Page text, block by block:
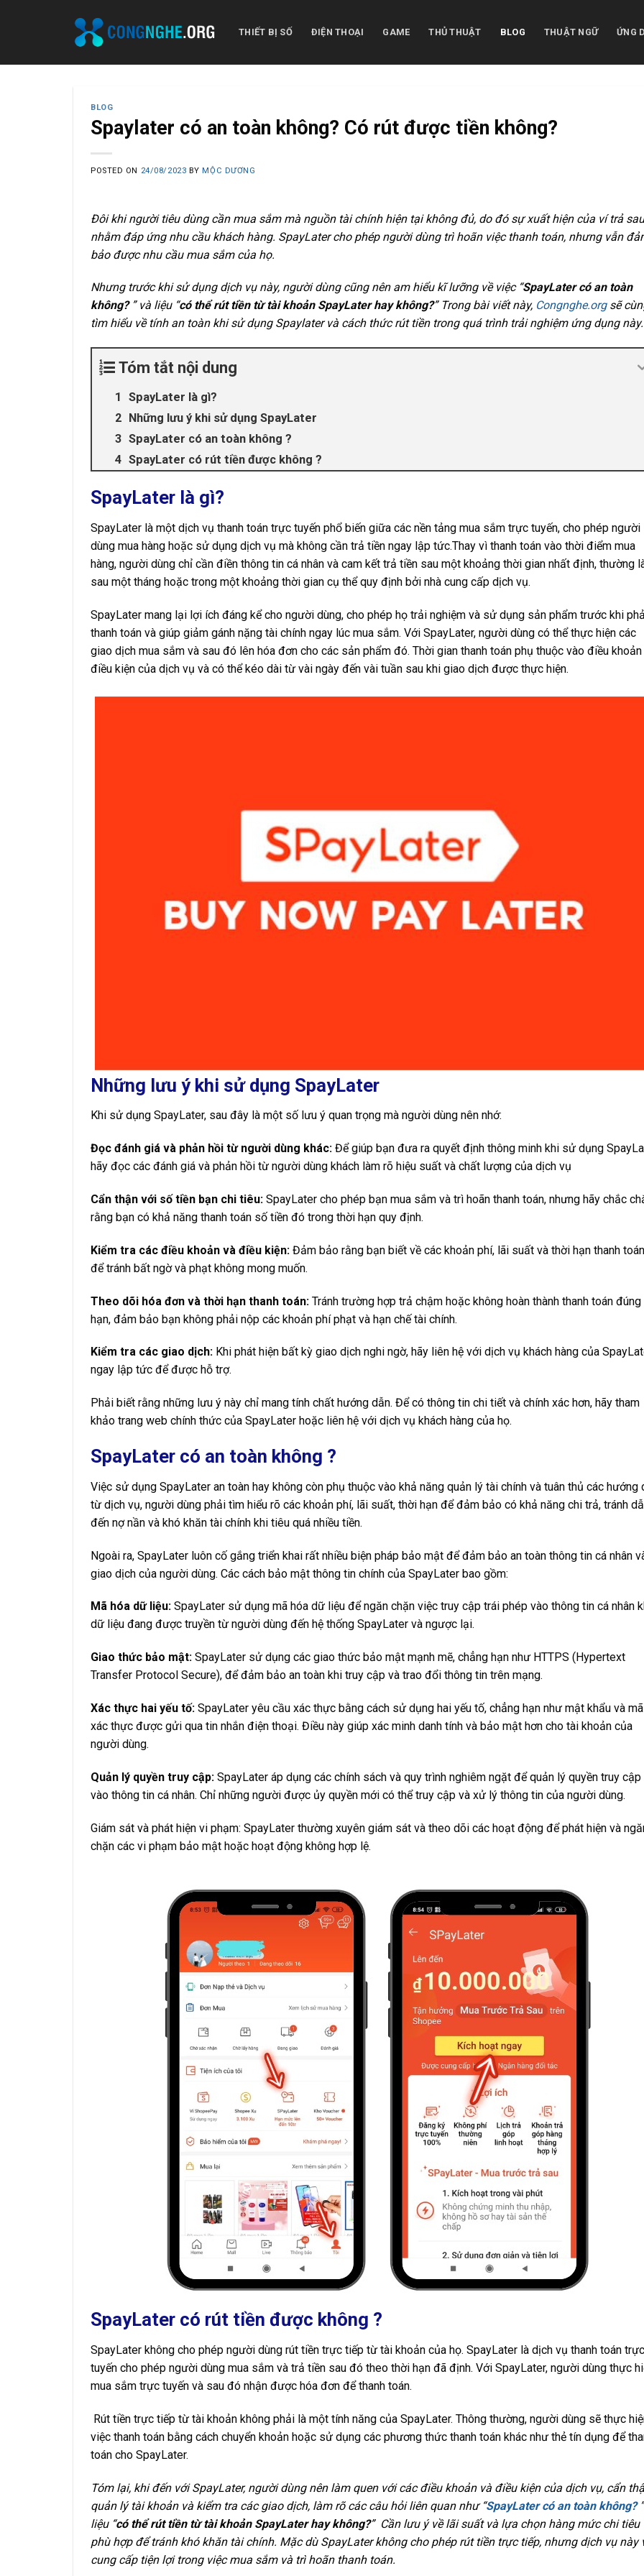
THIẾT BỊ SỐ ĐIỆN THOẠI GAME THỦ THUẬT BLOG THUẬT NGỮ ỨNG
BLOG
Spaylater có an toàn không? Có rút được tiền không?
POSTED ON 24/08/2023 BY MỘC DƯƠNG
Đôi khi người tiêu dùng cần mua sắm mà nguồn tài chính hiện tại không đủ, do đó sự xuất hiện của ví trả sau
nhằm đáp ứng nhu cầu khách hàng. SpayLater cho phép người dùng trì hoãn việc thanh toán, nhưng vẫn
bảo được nhu cầu mua sắm của họ.
Nhưng trước khi sử dụng dịch vụ này, người dùng cũng nên am hiểu kĩ lưỡng về việc “SpayLater có an toàn
không?” và liệu “có thể rút tiền từ tài khoản SpayLater hay không?” Trong bài viết này, Congnghe.orgsẽ
tìm hiểu về tính an toàn khi sử dụng Spaylater và cách thức rút tiền trong quá trình trải nghiệm ứng dụng này.
Tóm tắt nội dung
SpayLater là gì?
Những lưu ý khi sử dụng SpayLater
SpayLater có an toàn không ?
SpayLater có rút tiền được không ?
SpayLater là gì?
SpayLater là một dịch vụ thanh toán trực tuyến phổ biến giữa các nền tảng mua sắm trực tuyến, cho phép người
dùng mua hàng hoặc sử dụng dịch vụ mà không cần trả tiền ngay lập tức.Thay vì thanh toán vào thời điểm mua
hàng, người dùng chỉ cần điền thông tin cá nhân và cam kết trả tiền sau một khoảng thời gian nhất định, thường
sau một tháng hoặc trong một khoảng thời gian cụ thể quy định bởi nhà cung cấp dịch vụ.
SpayLater mang lại lợi ích đáng kể cho người dùng, cho phép họ trải nghiệm và sử dụng sản phẩm trước khi
thanh toán và giúp giảm gánh nặng tài chính ngay lúc mua sắm. Với SpayLater, người dùng có thể thực hiện các
giao dịch mua sắm và sau đó lên hóa đơn cho các sản phẩm đó. Thời gian thanh toán phụ thuộc vào điều khoản
điều kiện của dịch vụ và có thể kéo dài từ vài ngày đến vài tuần sau khi giao dịch được thực hiện.
Những lưu ý khi sử dụng SpayLater
Khi sử dụng SpayLater, sau đây là một số lưu ý quan trọng mà người dùng nên nhớ:
Đọc đánh giá và phản hồi từ người dùng khác: Để giúp bạn đưa ra quyết định thông minh khi sử dụng
hãy đọc các đánh giá và phản hồi từ người dùng khách làm rõ hiệu suất và chất lượng của dịch vụ
Cẩn thận với số tiền bạn chi tiêu: SpayLater cho phép bạn mua sắm và trì hoãn thanh toán, nhưng hãy chắc
rằng bạn có khả năng thanh toán số tiền đó trong thời hạn quy định.
Kiểm tra các điều khoản và điều kiện: Đảm bảo rằng bạn biết về các khoản phí, lãi suất và thời hạn thanh toán
để tránh bất ngờ và phạt không mong muốn.
Theo dõi hóa đơn và thời hạn thanh toán: Tránh trường hợp trả chậm hoặc không hoàn thành thanh toán đúng
hạn, đảm bảo bạn không phải nộp các khoản phí phạt và hạn chế tài chính.
Kiểm tra các giao dịch: Khi phát hiện bất kỳ giao dịch nghi ngờ, hãy liên hệ với dịch vụ khách hàng của
ngay lập tức để được hỗ trợ.
Phải biết rằng những lưu ý này chỉ mang tính chất hướng dẫn. Để có thông tin chi tiết và chính xác hơn, hãy tham
khảo trang web chính thức của SpayLater hoặc liên hệ với dịch vụ khách hàng của họ.
SpayLater có an toàn không ?
Việc sử dụng SpayLater an toàn hay không còn phụ thuộc vào khả năng quản lý tài chính và tuân thủ các hướng
từ dịch vụ, người dùng phải tìm hiểu rõ các khoản phí, lãi suất, thời hạn để đảm bảo có khả năng chi trả, tránh
đến nợ nần và khó khăn tài chính khi tiêu quá nhiều tiền.
Ngoài ra, SpayLater luôn cố gắng triển khai rất nhiều biện pháp bảo mật để đảm bảo an toàn thông tin cá nhân
giao dịch của người dùng. Các cách bảo mật thông tin chính của SpayLater bao gồm:
Mã hóa dữ liệu: SpayLater sử dụng mã hóa dữ liệu để ngăn chặn việc truy cập trái phép vào thông tin cá nhân
dữ liệu đang được truyền từ người dùng đến hệ thống SpayLater và ngược lại.
Giao thức bảo mật: SpayLater sử dụng các giao thức bảo mật mạnh mẽ, chẳng hạn như HTTPS (Hypertext
Transfer Protocol Secure), để đảm bảo an toàn khi truy cập và trao đổi thông tin trên mạng.
Xác thực hai yếu tố: SpayLater yêu cầu xác thực bằng cách sử dụng hai yếu tố, chẳng hạn như mật khẩu và mã
xác thực được gửi qua tin nhắn điện thoại. Điều này giúp xác minh danh tính và bảo mật hơn cho tài khoản của
người dùng.
Quản lý quyền truy cập: SpayLater áp dụng các chính sách và quy trình nghiêm ngặt để quản lý quyền truy cập
vào thông tin cá nhân. Chỉ những người được ủy quyền mới có thể truy cập và xử lý thông tin của người dùng.
Giám sát và phát hiện vi phạm: SpayLater thường xuyên giám sát và theo dõi các hoạt động để phát hiện và
chặn các vi phạm bảo mật hoặc hoạt động không hợp lệ.
SpayLater có rút tiền được không ?
SpayLater không cho phép người dùng rút tiền trực tiếp từ tài khoản của họ. SpayLater là dịch vụ thanh toán trực
tuyến cho phép người dùng mua sắm và trả tiền sau đó theo thời hạn đã định. Với SpayLater, người dùng thực
mua sắm trực tuyến và sau đó nhận được hóa đơn để thanh toán.
Rút tiền trực tiếp từ tài khoản không phải là một tính năng của SpayLater. Thông thường, người dùng sẽ thực
việc thanh toán bằng cách chuyển khoản hoặc sử dụng các phương thức thanh toán khác như thẻ tín dụng để
toán cho SpayLater.
Tóm lại, khi đến với SpayLater, người dùng nên làm quen với các điều khoản và điều kiện của dịch vụ, cẩn
quản lý tài khoản và kiểm tra các giao dịch, làm rõ các câu hỏi liên quan như “SpayLater có an toàn không?
liệu “có thể rút tiền từ tài khoản SpayLater hay không?” Cần lưu ý về lãi suất và lựa chọn hàng mức chi tiêu
phù hợp để tránh khó khăn tài chính. Mặc dù SpayLater không cho phép rút tiền trực tiếp, nhưng dịch vụ này
cung cấp tiện lợi trong việc mua sắm và trì hoãn thanh toán.